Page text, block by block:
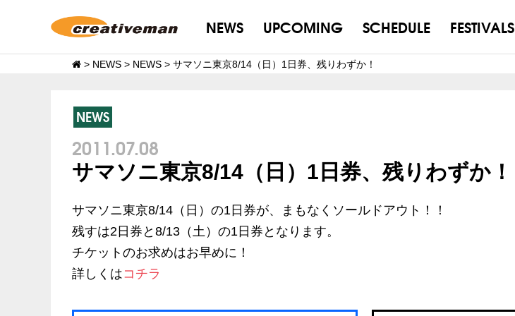
NEWS UPCOMING SCHEDULE FESTIVALS
> NEWS > NEWS > サマソニ東京8/14（日）1日券、残りわずか！
NEWS
2011.07.08
サマソニ東京8/14（日）1日券、残りわずか！
サマソニ東京8/14（日）の1日券が、まもなくソールドアウト！！
残すは2日券と8/13（土）の1日券となります。
チケットのお求めはお早めに！
詳しくはコチラ